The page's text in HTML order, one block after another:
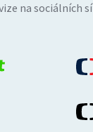
na sociálních